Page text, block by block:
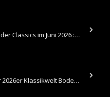
​Hallo , Hier sind die Bilder vom Older Classics im Juni 2026 : https://up.picr.de/51155940wd.jpg https://up.pic
Hallo , Hier sind nun meine Bilder 2026er Klassikwelt Bodensee 😀 https://up.picr.de/51125547rb.jpg https://up.pi